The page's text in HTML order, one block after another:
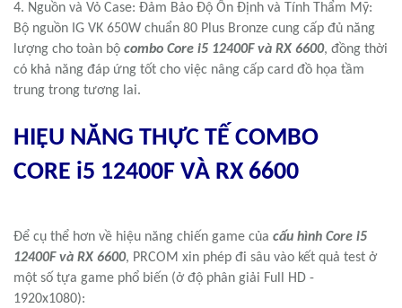
Hiệu năng của RX 6600 đủ sức mang lại trải nghiệm mượt mà ở
độ phân giải Full HD cho hầu hết các tựa game eSport phổ biến
như Liên Minh Huyền Thoại, CS:GO, Valorant. Thậm chí, với các
tựa game AAA, việc giảm bớt một vài setting vẫn đảm bảo
khung hình ổn định để anh em có thể thưởng thức trọn vẹn cốt
họa ổn định và có tiềm năng trở thành "huyền thoại" mới trong
phân khúc giá rẻ, tương tự như RX 580 trước đây.
Bộ nguồn IG VK 650W chuẩn 80 Plus Bronze cung cấp đủ năng
lượng cho toàn bộcomboCore i5 12400Fvà RX 6600, đồng thời
có khả năng đáp ứng tốt cho việc nâng cấp card đồ họa tầm
trung trong tương lai.